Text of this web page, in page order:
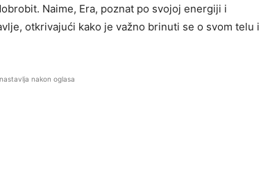
Naime, Era, poznat po svojoj energiji i
otkrivajući kako je važno brinuti se o svom telu i
nakon oglasa